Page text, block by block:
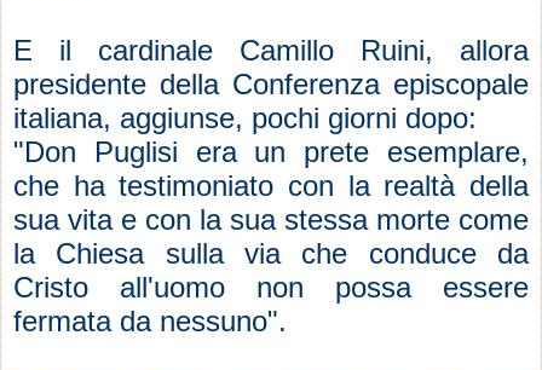
E il cardinale Camillo Ruini, allora
presidente della Conferenza episcopale
italiana, aggiunse, pochi giorni dopo:
"Don Puglisi era un prete esemplare,
che ha testimoniato con la realtà della
sua vita e con la sua stessa morte come
la Chiesa sulla via che conduce da
Cristo all'uomo non possa essere
fermata da nessuno".